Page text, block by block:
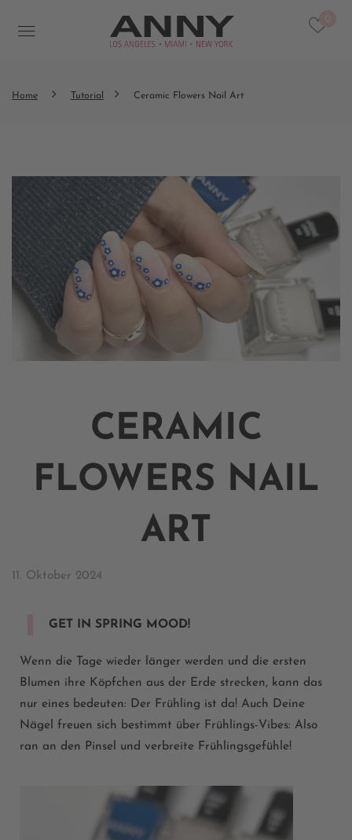
Home Tutorial Ceramic Flowers Nail Art
CERAMIC
FLOWERS NAIL
ART
11. Oktober 2024
GET IN SPRING MOOD!
Wenn die Tage wieder länger werden und die ersten
Blumen ihre Köpfchen aus der Erde strecken, kann das
nur eines bedeuten: Der Frühling ist da! Auch Deine
Nägel
freuen sich bestimmt über Frühlings-Vibes: Also
ran an den Pinsel und verbreite Frühlingsgefühle!